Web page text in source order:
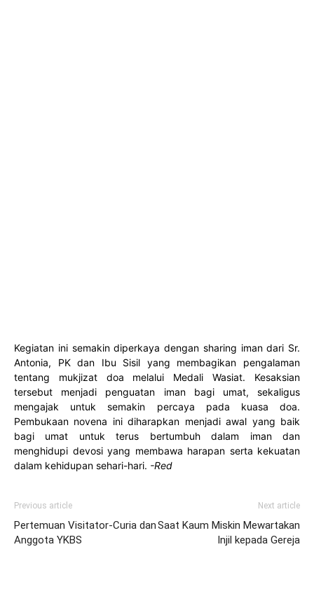
Kegiatan ini semakin diperkaya dengan sharing iman dari Sr.
Antonia, PK dan Ibu Sisil yang membagikan pengalaman
tentang mukjizat doa melalui Medali Wasiat. Kesaksian
tersebut menjadi penguatan iman bagi umat, sekaligus
mengajak untuk semakin percaya pada kuasa doa.
Pembukaan novena ini diharapkan menjadi awal yang baik
bagi umat untuk terus bertumbuh dalam iman dan
menghidupi devosi yang membawa harapan serta kekuatan
dalam kehidupan sehari-hari. -Red
Previous article
Pertemuan Visitator-Curia dan
Anggota YKBS
Next article
Saat Kaum Miskin Mewartakan
Injil kepada Gereja